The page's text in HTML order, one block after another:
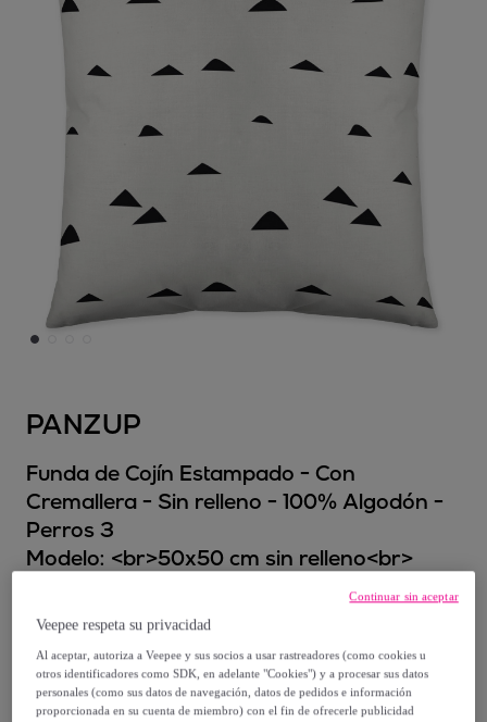
PANZUP
Funda de Cojín Estampado - Con
Cremallera - Sin relleno - 100% Algodón -
Perros 3
Modelo: <br>50x50 cm sin relleno<br>
9, €
18, €
-44%
Veepee respeta su privacidad
Al aceptar, autoriza a Veepee y sus socios a usar rastreadores (como cookies u
otros identificadores como SDK, en adelante "Cookies") y a procesar sus datos
personales (como sus datos de navegación, datos de pedidos e información
proporcionada en su cuenta de miembro) con el fin de ofrecerle publicidad
Continuar sin aceptar